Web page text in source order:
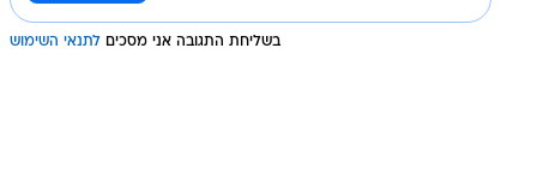
בשליחת התגובה אני מסכים לתנאי השימוש